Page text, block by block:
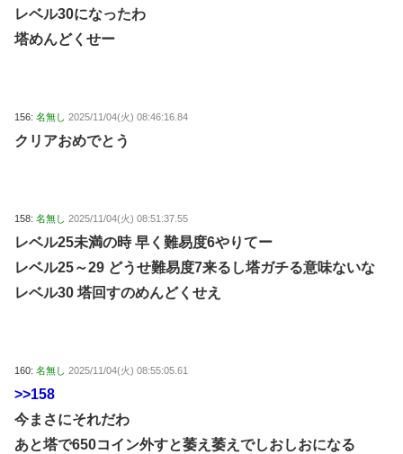
レベル30になったわ
塔めんどくせー
156: 名無し 2025/11/04(火) 08:46:16.84
クリアおめでとう
158: 名無し 2025/11/04(火) 08:51:37.55
レベル25未満の時 早く難易度6やりてー
レベル25～29 どうせ難易度7来るし塔ガチる意味ないな
レベル30 塔回すのめんどくせえ
160: 名無し 2025/11/04(火) 08:55:05.61
>>158
今まさにそれだわ
あと塔で650コイン外すと萎え萎えでしおしおになる